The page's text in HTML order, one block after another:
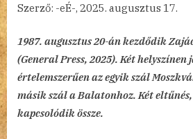
Szerző: -eÉ-, 2025. augusztus 17.
1987. augusztus 20-án kezdődik
(General Press, 2025). Két
értelemszerűen az egyik szál
másik szál a Balatonhoz. Két
kapcsolódik össze.